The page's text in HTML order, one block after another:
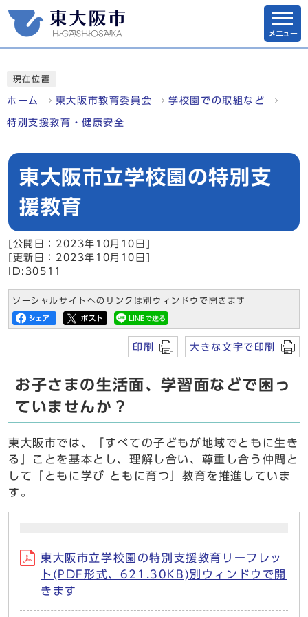
メニュー
現在位置
ホーム 東大阪市教育委員会 学校園での取組など
特別支援教育・健康安全
東大阪市立学校園の特別支
援教育
[公開日：2023年10月10日]
[更新日：2023年10月10日]
ID:30511
ソーシャルサイトへのリンクは別ウィンドウで開きます
印刷 大きな文字で印刷
お子さまの生活面、学習面などで困っ
ていませんか？
東大阪市では、「すべての子どもが地域でともに生き
る」ことを基本とし、理解し合い、尊重し合う仲間と
して「ともに学び ともに育つ」教育を推進していま
す。
東大阪市立学校園の特別支援教育リーフレッ
ト(PDF形式、621.30KB)別ウィンドウで開
きます